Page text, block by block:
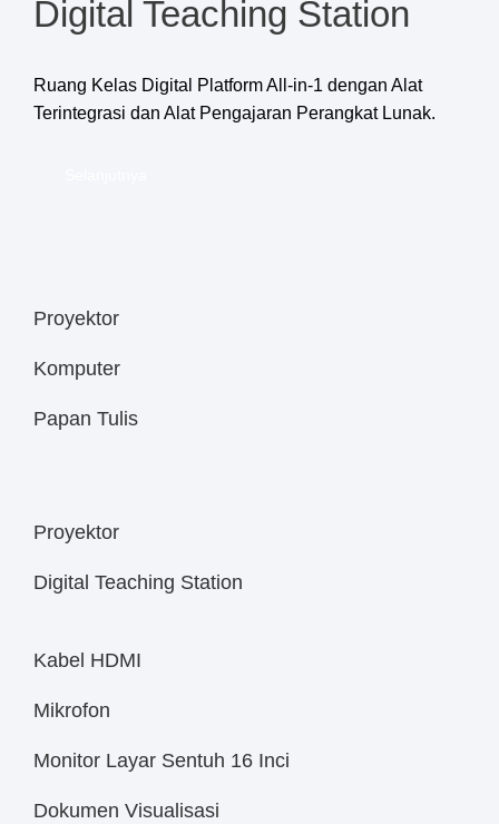
Digital Teaching Station
Ruang Kelas Digital Platform All-in-1 dengan Alat
Terintegrasi dan Alat Pengajaran Perangkat Lunak.
Proyektor
Komputer
Papan Tulis
Proyektor
Digital Teaching Station
Kabel HDMI
Mikrofon
Monitor Layar Sentuh 16 Inci
Dokumen Visualisasi